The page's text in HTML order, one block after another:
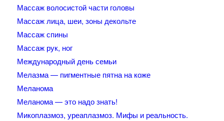
Массаж волосистой части головы
Массаж лица, шеи, зоны декольте
Массаж спины
Массаж рук, ног
Международный день семьи
Мелазма — пигментные пятна на коже
Меланома
Меланома — это надо знать!
Микоплазмоз, уреаплазмоз. Мифы и реальность.